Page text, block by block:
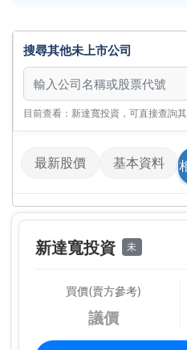
搜尋其他未上市公司
搜尋其他未上市公司
目前查看：新達寬投資，可直接查詢
最新股價 基本資料
新達寬投資 未
買價(賣方參考)
議價